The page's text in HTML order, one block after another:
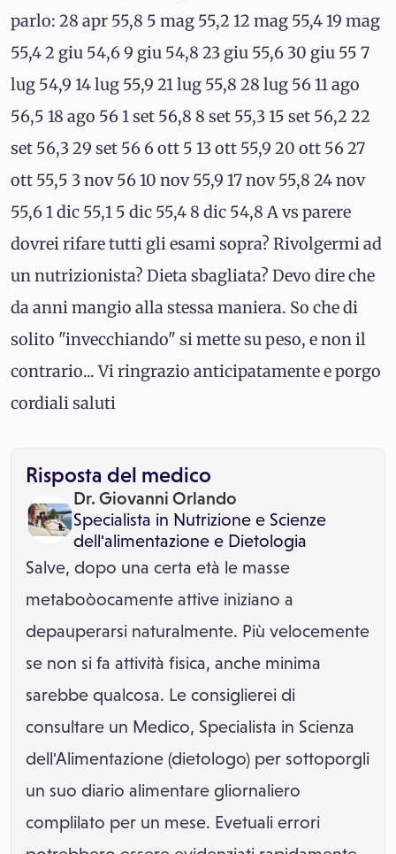
parlo: 28 apr 55,8 5 mag 55,2 12 mag 55,4 19 mag
55,4 2 giu 54,6 9 giu 54,8 23 giu 55,6 30 giu 55 7
lug 54,9 14 lug 55,9 21 lug 55,8 28 lug 56 11 ago
56,5 18 ago 56 1 set 56,8 8 set 55,3 15 set 56,2 22
set 56,3 29 set 56 6 ott 5 13 ott 55,9 20 ott 56 27
ott 55,5 3 nov 56 10 nov 55,9 17 nov 55,8 24 nov
55,6 1 dic 55,1 5 dic 55,4 8 dic 54,8 A vs parere
dovrei rifare tutti gli esami sopra? Rivolgermi ad
un nutrizionista? Dieta sbagliata? Devo dire che
da anni mangio alla stessa maniera. So che di
solito "invecchiando" si mette su peso, e non il
contrario... Vi ringrazio anticipatamente e porgo
cordiali saluti
Risposta del medico
Dr. Giovanni Orlando
Specialista in Nutrizione e Scienze
dell'alimentazione e Dietologia
Salve, dopo una certa età le masse
metaboòocamente attive iniziano a
depauperarsi naturalmente. Più velocemente
se non si fa attività fisica, anche minima
sarebbe qualcosa. Le consiglierei di
consultare un Medico, Specialista in Scienza
dell'Alimentazione (dietologo) per sottoporgli
un suo diario alimentare gliornaliero
complilato per un mese. Evetuali errori